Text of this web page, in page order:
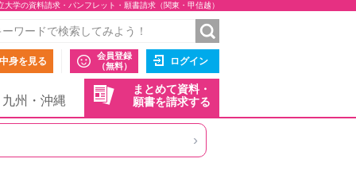
大学の資料請求・パンフレット・願書請求（関東・甲信越）
身を見る
会員登録
（無料）
ログイン
まとめて資料・
願書を請求する
九州・沖縄
›